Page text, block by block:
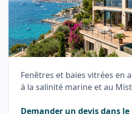
Fenêtres et baies vitrées en
à la salinité marine et au
Demander un devis dans le